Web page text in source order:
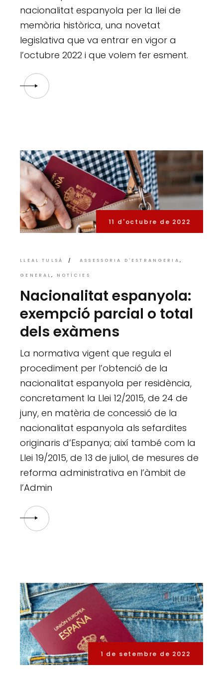
nacionalitat espanyola per la llei de
memòria històrica, una novetat
legislativa que va entrar en vigor a
l’octubre 2022 i que volem fer esment.
11 d'octubre de 2022
LLEAL TULSÀ ASSESSORIA D'ESTRANGERIA
GENERAL NOTÍCIES
Nacionalitat espanyola:
exempció parcial o total
dels exàmens
La normativa vigent que regula el
procediment per l’obtenció de la
nacionalitat espanyola per residència,
concretament la Llei 12/2015, de 24 de
juny, en matèria de concessió de la
nacionalitat espanyola als sefardites
originaris d’Espanya; així també com la
Llei 19/2015, de 13 de juliol, de mesures de
reforma administrativa en l’àmbit de
l’Admin
1 de setembre de 2022